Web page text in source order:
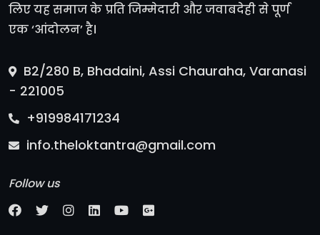
लिए यह समाज के प्रति जिम्मेदारी और जवाबदेही से पूर्ण
एक ‘आंदोलन’ है।
B2/280 B, Bhadaini, Assi Chauraha, Varanasi
- 221005
+919984171234
info.theloktantra@gmail.com
Follow us